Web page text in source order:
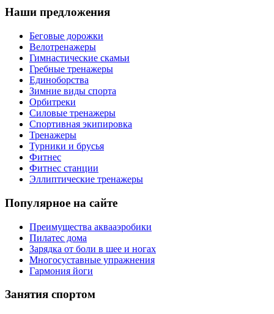
Наши предложения
Беговые дорожки
Велотренажеры
Гимнастические скамьи
Гребные тренажеры
Единоборства
Зимние виды спорта
Орбитреки
Силовые тренажеры
Спортивная экипировка
Тренажеры
Турники и брусья
Фитнес
Фитнес станции
Эллиптические тренажеры
Популярное на сайте
Преимущества аквааэробики
Пилатес дома
Зарядка от боли в шее и ногах
Многосуставные упражнения
Гармония йоги
Занятия спортом